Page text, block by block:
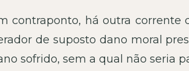
contraponto, há outra corrente
de suposto dano moral
sofrido, sem a qual não seria